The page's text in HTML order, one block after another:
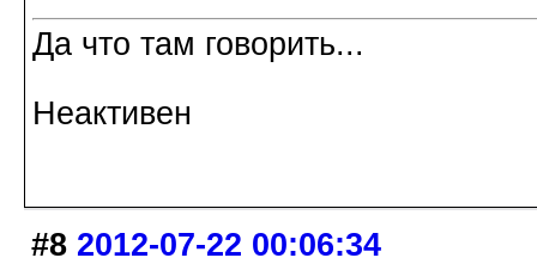
Да что там говорить...
Неактивен
#8 2012-07-22 00:06:34